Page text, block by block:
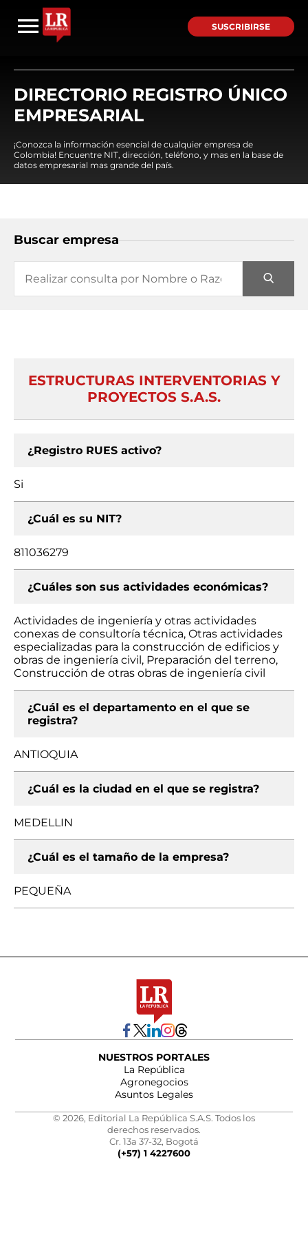
SUSCRIBIRSE
DIRECTORIO REGISTRO ÚNICO
EMPRESARIAL
¡Conozca la información esencial de cualquier empresa de
Colombia! Encuentre NIT, dirección, teléfono, y mas en la base de
datos empresarial mas grande del país.
Buscar empresa
ESTRUCTURAS INTERVENTORIAS Y
PROYECTOS S.A.S.
¿Registro RUES activo?
Si
¿Cuál es su NIT?
811036279
¿Cuáles son sus actividades económicas?
Actividades de ingeniería y otras actividades
conexas de consultoría técnica, Otras actividades
especializadas para la construcción de edificios y
obras de ingeniería civil, Preparación del terreno,
Construcción de otras obras de ingeniería civil
¿Cuál es el departamento en el que se
registra?
ANTIOQUIA
¿Cuál es la ciudad en el que se registra?
MEDELLIN
¿Cuál es el tamaño de la empresa?
PEQUEÑA
NUESTROS PORTALES
La República
Agronegocios
Asuntos Legales
© 2026, Editorial La República S.A.S. Todos los
derechos reservados.
Cr. 13a 37-32, Bogotá
(+57) 1 4227600